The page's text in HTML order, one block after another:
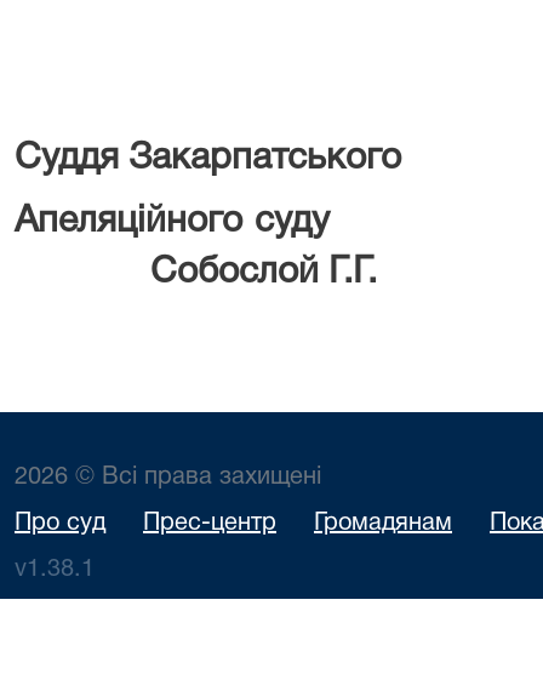
Суддя Закарпатського
Апеляційного суду
Собослой Г.Г.
2026 © Всі права захищені
Про суд Прес-центр Громадянам
v1.38.1